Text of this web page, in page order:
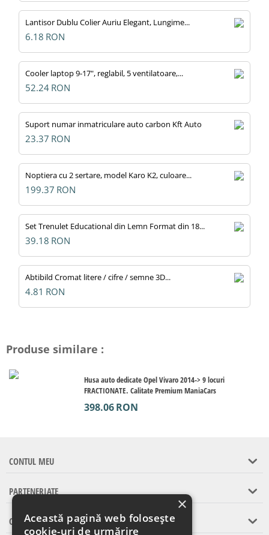
Lantisor Dublu Colier Auriu Elegant, Lungime...
6.18 RON
Cooler laptop 9-17", reglabil, 5 ventilatoare,...
52.24 RON
Suport numar inmatriculare auto carbon Kft Auto
23.37 RON
Noptiera cu 2 sertare, model Karo K2, culoare...
199.37 RON
Set Trenulet Educational din Lemn Format din 18...
39.18 RON
Abtibild Cromat litere / cifre / semne 3D...
4.81 RON
Produse similare :
Husa auto dedicate Opel Vivaro 2014-> 9 locuri
FRACTIONATE. Calitate Premium ManiaCars
398.06RON
CONTUL MEU
PARTENERIATE
CONTACTAceastă pagină web folosește
cookie-uri de urmărire
×